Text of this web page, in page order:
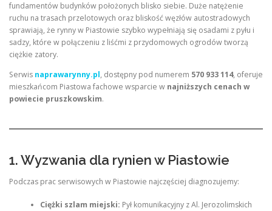
fundamentów budynków położonych blisko siebie. Duże natężenie
ruchu na trasach przelotowych oraz bliskość węzłów autostradowych
sprawiają, że rynny w Piastowie szybko wypełniają się osadami z pyłu i
sadzy, które w połączeniu z liśćmi z przydomowych ogrodów tworzą
ciężkie zatory.
Serwis naprawarynny.pl, dostępny pod numerem 570 933 114, oferuje
mieszkańcom Piastowa fachowe wsparcie w najniższych cenach w
powiecie pruszkowskim.
1. Wyzwania dla rynien w Piastowie
Podczas prac serwisowych w Piastowie najczęściej diagnozujemy:
Ciężki szlam miejski: Pył komunikacyjny z Al. Jerozolimskich